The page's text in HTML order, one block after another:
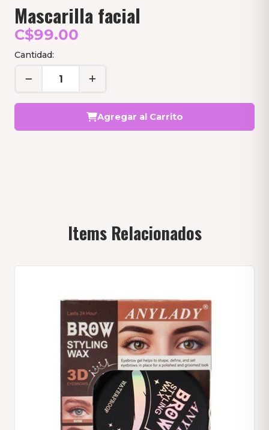
Mascarilla facial
C$99.00
Cantidad:
Agregar al Carrito
Items Relacionados